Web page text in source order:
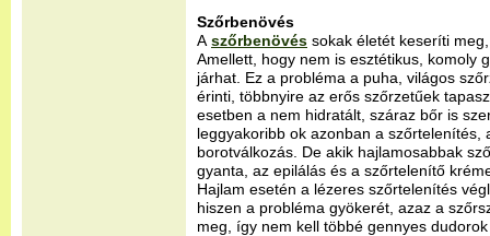
Szőrbenövés
A szőrbenövés sokak életét keseríti
Amellett, hogy nem is esztétikus, komoly
járhat. Ez a probléma a puha, világos
érinti, többnyire az erős szőrzetűek
esetben a nem hidratált, száraz bőr is
leggyakoribb ok azonban a szőrtelenítés,
borotválkozás. De akik hajlamosabbak
gyanta, az epilálás és a szőrtelenítő
Hajlam esetén a lézeres szőrtelenítés
hiszen a probléma gyökerét, azaz a
meg, így nem kell többé gennyes